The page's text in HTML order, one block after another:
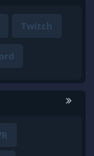
Twitch